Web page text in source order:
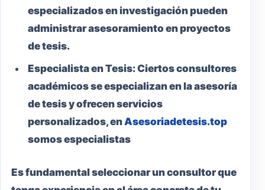
especializados en investigación pueden
administrar asesoramiento en proyectos
de tesis.
Especialista en Tesis:Ciertos consultores
académicos se especializan en la asesoría
de tesis y ofrecen servicios
personalizados, enAsesoriadetesis.top
somos especialistas
Es fundamental seleccionar un consultor que